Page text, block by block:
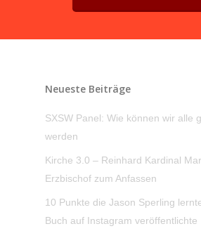
Neueste Beiträge
SXSW Panel: Wie können wir alle
werden
Kirche 3.0 – Reinhard Kardinal
Erzbischof zum Anfassen
10 Punkte die Jason Sperling
Buch auf Instagram veröffentlichte